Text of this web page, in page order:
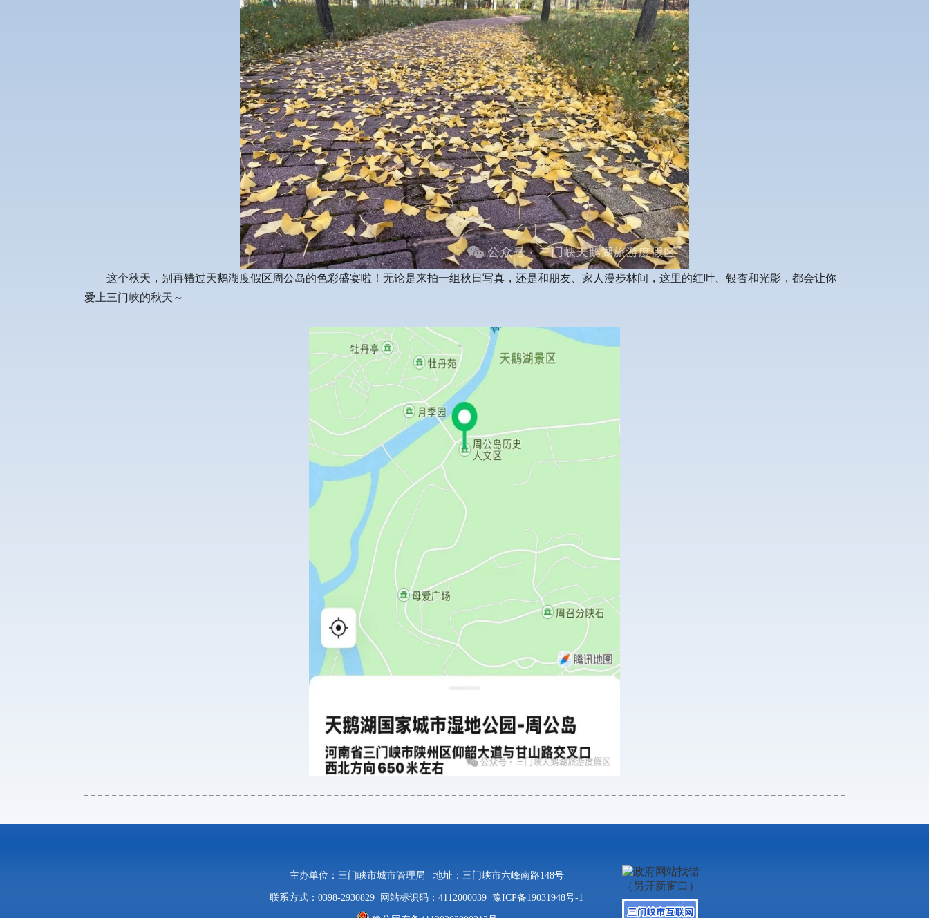
这个秋天，别再错过天鹅湖度假区周公岛的色彩盛宴啦！无论是来拍一组秋日写真，还是和朋友、家人漫步林间，这里的红叶、银杏和光影，都会让你
爱上三门峡的秋天～
主办单位：三门峡市城市管理局 地址：三门峡市六峰南路148号
联系方式：0398-2930829 网站标识码：4112000039 豫ICP备19031948号-1